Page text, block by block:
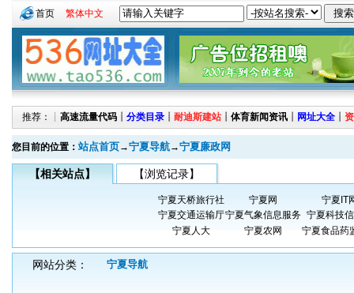
首页 繁体中文
推荐：┊ 高速流量代码 ┊ 分类目录 ┊ 耐迪斯建站 ┊ 体育新闻资讯 ┊ 网址大全 ┊
您目前的位置： 站点首页→宁夏导航→宁夏廉政网
【相关站点】 【浏览记录】
宁夏天桥旅行社 宁夏网
宁夏IT
宁夏交通运输厅宁夏气象信息服务 宁夏科技
宁夏人大
宁夏农网 宁夏食品药
网站分类： 宁夏导航